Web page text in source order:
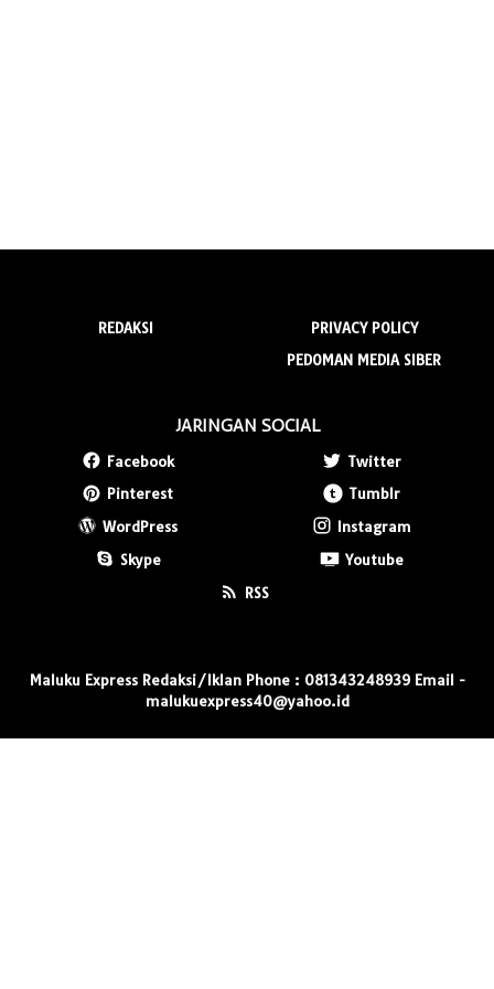
REDAKSI
PRIVACY POLICY
PEDOMAN MEDIA SIBER
JARINGAN SOCIAL
Facebook
Twitter
Pinterest
Tumblr
WordPress
Instagram
Skype
Youtube
RSS
Maluku Express Redaksi/Iklan Phone : 081343248939 Email -
malukuexpress40@yahoo.id